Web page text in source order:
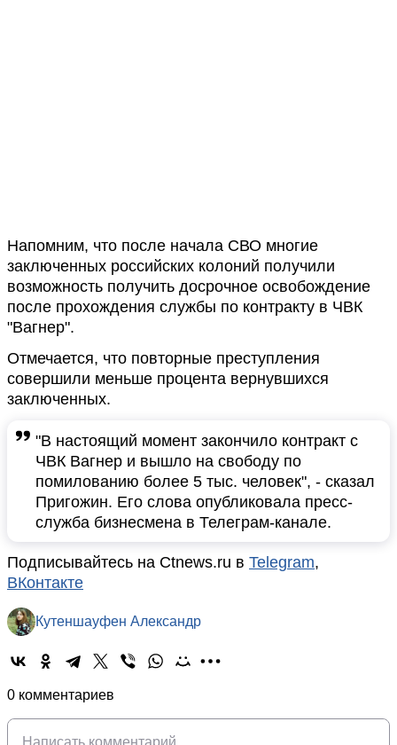
Напомним, что после начала СВО многие
заключенных российских колоний получили
возможность получить досрочное освобождение
после прохождения службы по контракту в ЧВК
"Вагнер".
Отмечается, что повторные преступления
совершили меньше процента вернувшихся
заключенных.
"В настоящий момент закончило контракт с
ЧВК Вагнер и вышло на свободу по
помилованию более 5 тыс. человек", - сказал
Пригожин. Его слова опубликовала пресс-
служба бизнесмена в Телеграм-канале.
Подписывайтесь на Ctnews.ru в Telegram,
ВКонтакте
Кутеншауфен Александр
0 комментариев